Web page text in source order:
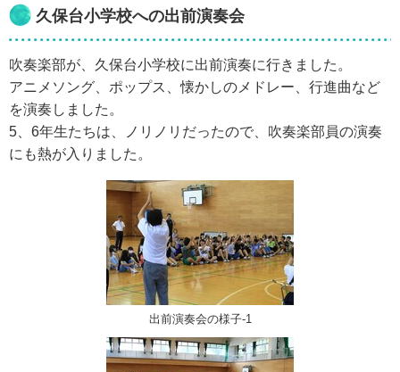
久保台小学校への出前演奏会
吹奏楽部が、久保台小学校に出前演奏に行きました。
アニメソング、ポップス、懐かしのメドレー、行進曲など
を演奏しました。
5、6年生たちは、ノリノリだったので、吹奏楽部員の演奏
にも熱が入りました。
出前演奏会の様子-1